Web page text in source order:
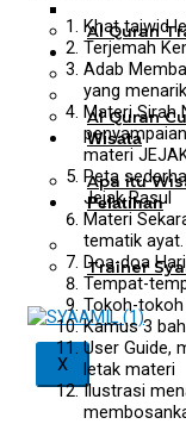
Al Quran
Kemitraan
Rumah
Wholesale
Al Quran
Wisata
Quran
Apa itu
Pelatihan
Kequranan
Apa itu
Trainer
X
Khat tajwid
Terjemah
Adab
yang menarik
Materi Sirah
materi
Peta
Jejak Rasul
Materi
tematik
Doa-doa
Tempat-
Tokoh-
Kamus 3
User Guide,
letak materi
Ilustrasi